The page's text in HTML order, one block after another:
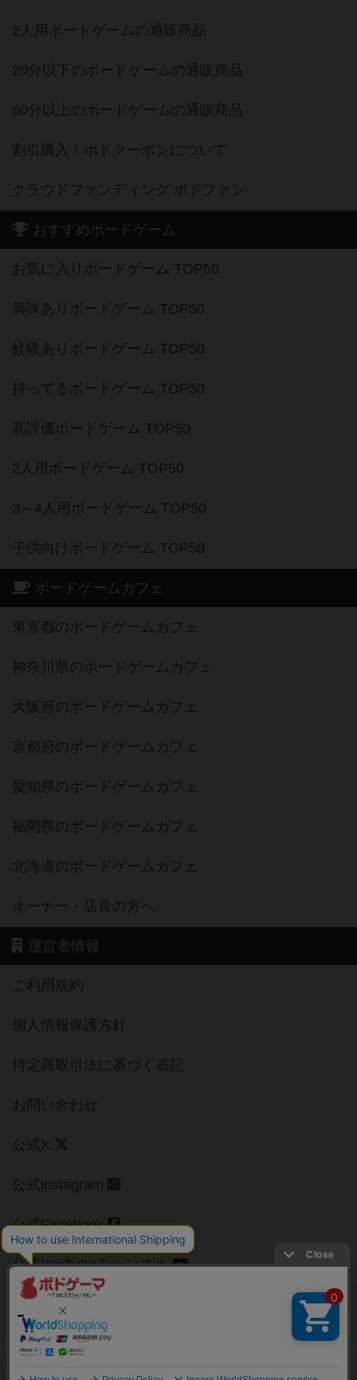
2人用ボードゲームの通販商品
20分以下のボードゲームの通販商品
60分以上のボードゲームの通販商品
割引購入！ボドクーポンについて
クラウドファンディング ボドファン
おすすめボードゲーム
お気に入りボードゲーム TOP50
興味ありボードゲーム TOP50
経験ありボードゲーム TOP50
持ってるボードゲーム TOP50
高評価ボードゲーム TOP50
2人用ボードゲーム TOP50
3～4人用ボードゲーム TOP50
子供向けボードゲーム TOP50
ボードゲームカフェ
東京都のボードゲームカフェ
神奈川県のボードゲームカフェ
大阪府のボードゲームカフェ
京都府のボードゲームカフェ
愛知県のボードゲームカフェ
福岡県のボードゲームカフェ
北海道のボードゲームカフェ
オーナー・店長の方へ
運営者情報
ご利用規約
個人情報保護方針
特定商取引法に基づく表記
お問い合わせ
公式X
公式instagram
公式Facebook
公式YouTubeチャンネル